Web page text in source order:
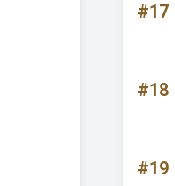
#17
#18
#19